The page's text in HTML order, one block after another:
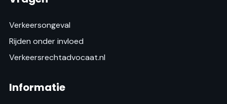
Verkeersongeval
Rijden onder invloed
Verkeersrechtadvocaat.nl
Informatie